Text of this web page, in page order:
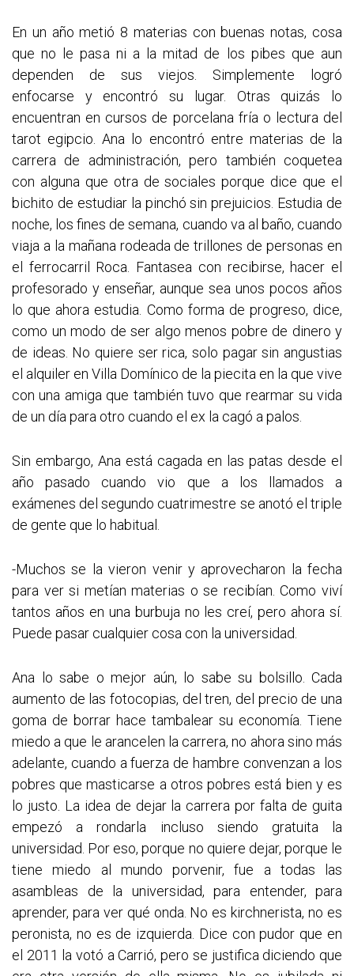
En un año metió 8 materias con buenas notas, cosa
que no le pasa ni a la mitad de los pibes que aun
dependen de sus viejos. Simplemente logró
enfocarse y encontró su lugar. Otras quizás lo
encuentran en cursos de porcelana fría o lectura del
tarot egipcio. Ana lo encontró entre materias de la
carrera de administración, pero también coquetea
con alguna que otra de sociales porque dice que el
bichito de estudiar la pinchó sin prejuicios. Estudia de
noche, los fines de semana, cuando va al baño, cuando
viaja a la mañana rodeada de trillones de personas en
el ferrocarril Roca. Fantasea con recibirse, hacer el
profesorado y enseñar, aunque sea unos pocos años
lo que ahora estudia. Como forma de progreso, dice,
como un modo de ser algo menos pobre de dinero y
de ideas. No quiere ser rica, solo pagar sin angustias
el alquiler en Villa Domínico de la piecita en la que vive
con una amiga que también tuvo que rearmar su vida
de un día para otro cuando el ex la cagó a palos.
Sin embargo, Ana está cagada en las patas desde el
año pasado cuando vio que a los llamados a
exámenes del segundo cuatrimestre se anotó el triple
de gente que lo habitual.
-Muchos se la vieron venir y aprovecharon la fecha
para ver si metían materias o se recibían. Como viví
tantos años en una burbuja no les creí, pero ahora sí.
Puede pasar cualquier cosa con la universidad.
Ana lo sabe o mejor aún, lo sabe su bolsillo. Cada
aumento de las fotocopias, del tren, del precio de una
goma de borrar hace tambalear su economía. Tiene
miedo a que le arancelen la carrera, no ahora sino más
adelante, cuando a fuerza de hambre convenzan a los
pobres que masticarse a otros pobres está bien y es
lo justo. La idea de dejar la carrera por falta de guita
empezó a rondarla incluso siendo gratuita la
universidad. Por eso, porque no quiere dejar, porque le
tiene miedo al mundo porvenir, fue a todas las
asambleas de la universidad, para entender, para
aprender, para ver qué onda. No es kirchnerista, no es
peronista, no es de izquierda. Dice con pudor que en
el 2011 la votó a Carrió, pero se justifica diciendo que